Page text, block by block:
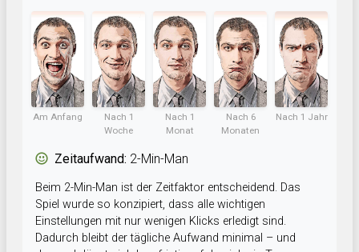
Am Anfang
Nach 1
Woche
Nach 1
Monat
Nach 6
Monaten
Nach 1 Jahr
Zeitaufwand: 2-Min-Man
Beim 2-Min-Man ist der Zeitfaktor entscheidend. Das
Spiel wurde so konzipiert, dass alle wichtigen
Einstellungen mit nur wenigen Klicks erledigt sind.
Dadurch bleibt der tägliche Aufwand minimal – und